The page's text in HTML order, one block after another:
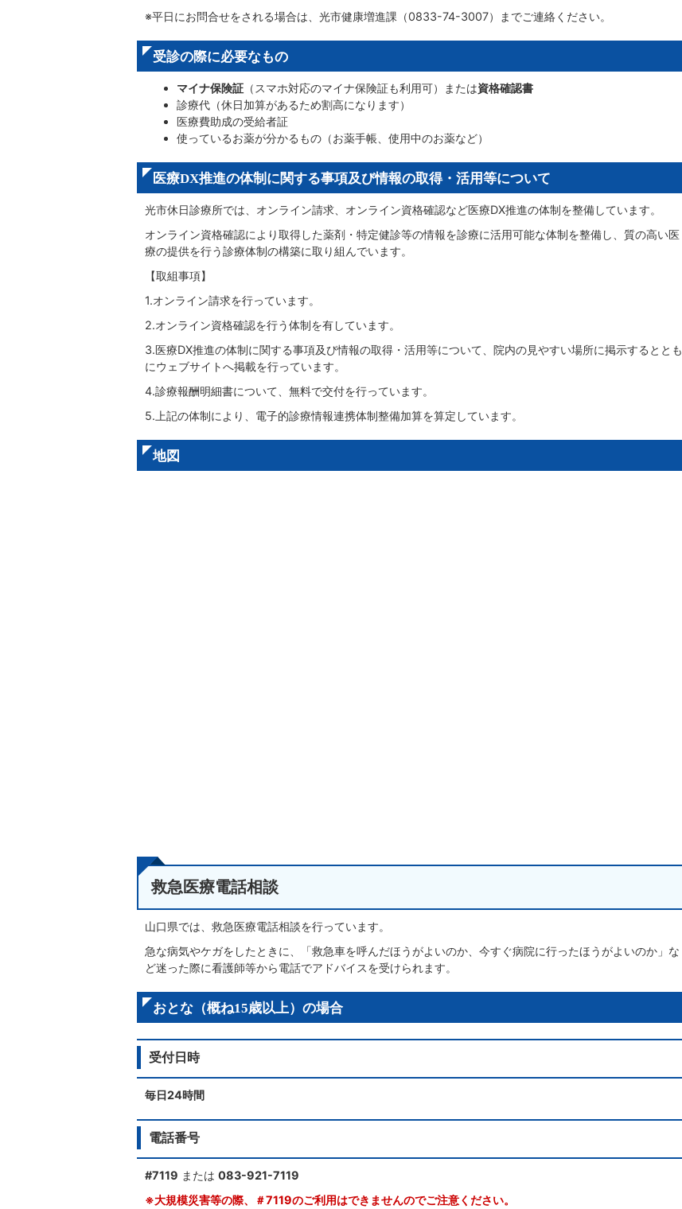
※平日にお問合せをされる場合は、光市健康増進課（0833-74-3007）までご連絡ください。
受診の際に必要なもの
マイナ保険証 （スマホ対応のマイナ保険証も利用可）または資格確認書
診療代（休日加算があるため割高になります）
医療費助成の受給者証
使っているお薬が分かるもの（お薬手帳、使用中のお薬など）
医療DX推進の体制に関する事項及び情報の取得・活用等について
光市休日診療所では、オンライン請求、オンライン資格確認など医療DX推進の体制を整備しています。
オンライン資格確認により取得した薬剤・特定健診等の情報を診療に活用可能な体制を整備し、質の高い医
療の提供を行う診療体制の構築に取り組んでいます。
【取組事項】
1.オンライン請求を行っています。
2.オンライン資格確認を行う体制を有しています。
3.医療DX推進の体制に関する事項及び情報の取得・活用等について、院内の見やすい場所に掲示するととも
にウェブサイトへ掲載を行っています。
4.診療報酬明細書について、無料で交付を行っています。
5.上記の体制により、電子的診療情報連携体制整備加算を算定しています。
地図
救急医療電話相談
山口県では、救急医療電話相談を行っています。
急な病気やケガをしたときに、「救急車を呼んだほうがよいのか、今すぐ病院に行ったほうがよいのか」な
ど迷った際に看護師等から電話でアドバイスを受けられます。
おとな（概ね15歳以上）の場合
受付日時
毎日24時間
電話番号
#7119 または 083-921-7119
※大規模災害等の際、＃7119のご利用はできませんのでご注意ください。